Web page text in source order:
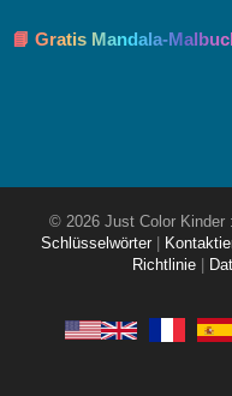
📘 Gratis Mandala-
© 2026 Just Color Kinder
Schlüsselwörter
Richtlinie